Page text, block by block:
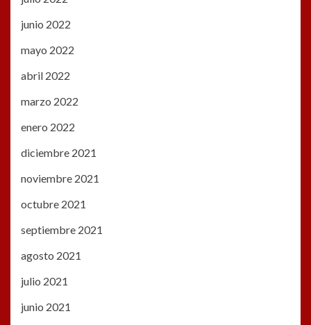
junio 2022
mayo 2022
abril 2022
marzo 2022
enero 2022
diciembre 2021
noviembre 2021
octubre 2021
septiembre 2021
agosto 2021
julio 2021
junio 2021